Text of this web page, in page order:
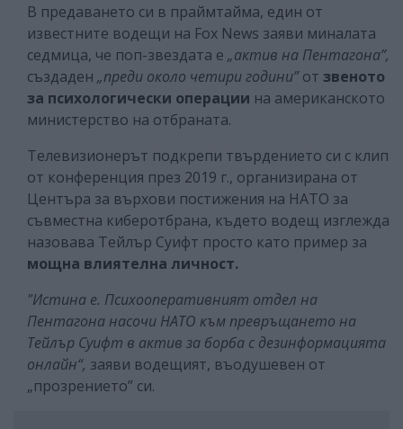
В предаването си в праймтайма, един от
известните водещи на Fox News заяви миналата
седмица, че поп-звездата е „актив на Пентагона”,
създаден „преди около четири години”от звеното
за психологически операции на американското
министерство на отбраната.
Телевизионерът подкрепи твърдението си с клип
от конференция през 2019 г., организирана от
Центъра за върхови постижения на НАТО за
съвместна киберотбрана, където водещ изглежда
назовава Тейлър Суифт просто като пример за
мощна влиятелна личност.
"Истина е. Психооперативният отдел на
Пентагона насочи НАТО към превръщането на
Тейлър Суифт в актив за борба с дезинформацията
онлайн“, заяви водещият, въодушевен от
„прозрението” си.